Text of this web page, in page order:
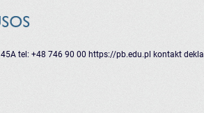
tel: +48 746 90 00 https://pb.edu.pl kontakt